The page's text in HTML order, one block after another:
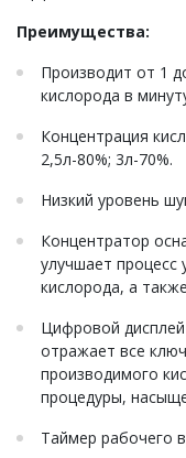
Преимущества:
Производит от 1
кислорода в
Концентрация
2,5л-80%; 3л-70%.
Низкий уровень
Концентратор
улучшает процесс
кислорода, а
Цифровой
отражает все
производимого
процедуры,
Таймер рабочего